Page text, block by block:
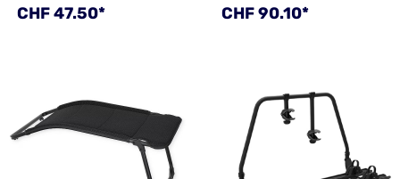
Regulärer Preis:
CHF 47.50* Regulärer Preis:
CHF 90.10*